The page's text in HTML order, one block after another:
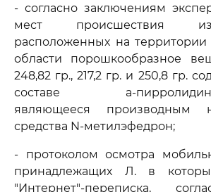
- согласно заключениям
мест происшествия
расположенных на территории
области порошкообразное
248,82 гр., 217,2 гр. и 250,8 гр.
составе a-
являющееся производным
средства N-метилэфедрон;
- протоколом осмотра
принадлежащих Л. в
"Интернет"-переписка,